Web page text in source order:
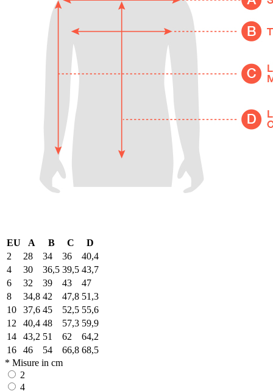
EU A B C
D
2
28 34 36
40,4
4
30 36,5 39,5 43,7
6
32 39 43
47
8
34,8 42 47,8 51,3
10
37,6 45 52,5 55,6
12
40,4 48 57,3 59,9
14
43,2 51 62
64,2
16
46 54 66,8 68,5
* Misure in cm
2
4